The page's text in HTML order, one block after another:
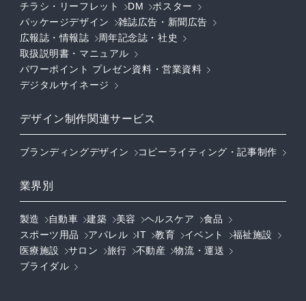
チラシ・リーフレット DM
ポスター
パッケージデザイン
雑誌広告・新聞広告
広報誌・情報誌
周年記念誌・社史
取扱説明書・マニュアル
パワーポイント プレゼン資料・営業資料
デジタルサイネージ
デザイン制作関連サービス
ブランディングデザイン コピーライティング・記事制作
業界別
製造 自動車 建築 美容 ヘルスケア
食品
スポーツ用品
アパレル IT 教育 イベント
福祉施設
医療施設
サロン 旅行 不動産
物流・運送
ブライダル